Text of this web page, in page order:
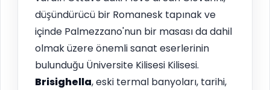
düşündürücü bir Romanesk tapınak ve
içinde Palmezzano'nun bir masası da dahil
olmak üzere önemli sanat eserlerinin
bulunduğu Üniversite Kilisesi Kilisesi.
Brisighella, eski termal banyoları, tarihi,